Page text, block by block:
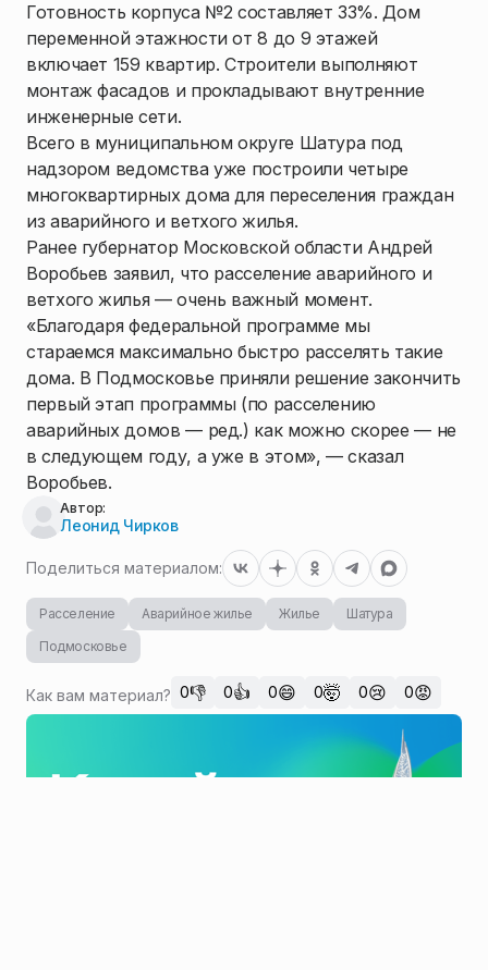
Готовность корпуса №2 составляет 33%. Дом
переменной этажности от 8 до 9 этажей
включает 159 квартир. Строители выполняют
монтаж фасадов и прокладывают внутренние
инженерные сети.
Всего в муниципальном округе Шатура под
надзором ведомства уже построили четыре
многоквартирных дома для переселения граждан
из аварийного и ветхого жилья.
Ранее губернатор Московской области Андрей
Воробьев заявил, что расселение аварийного и
ветхого жилья — очень важный момент.
«Благодаря федеральной программе мы
стараемся максимально быстро расселять такие
дома. В Подмосковье приняли решение закончить
первый этап программы (по расселению
аварийных домов — ред.) как можно скорее — не
в следующем году, а уже в этом», — сказал
Воробьев.
Автор:
Леонид Чирков
Поделиться материалом:
Расселение Аварийное жилье Жилье
Шатура
Подмосковье
Как вам материал? 0👎 0👍 0😄 0🤯 0😢 0😡